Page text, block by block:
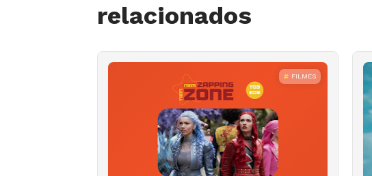
relacionados
FILMES